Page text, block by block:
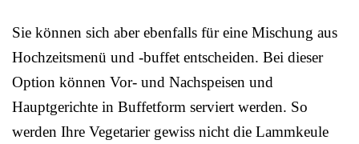
Sie können sich aber ebenfalls für eine Mischung aus
Hochzeitsmenü und -buffet entscheiden. Bei dieser
Option können Vor- und Nachspeisen und
Hauptgerichte in Buffetform serviert werden. So
werden Ihre Vegetarier gewiss nicht die Lammkeule